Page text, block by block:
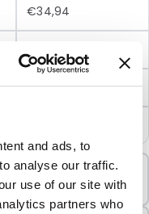
and ads, to
analyse our traffic.
use of our site with
partners who
€34,94
€30,63
€27,17